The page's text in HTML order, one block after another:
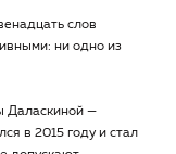
слов
ни одно из
Даласкиной —
в 2015 году и стал